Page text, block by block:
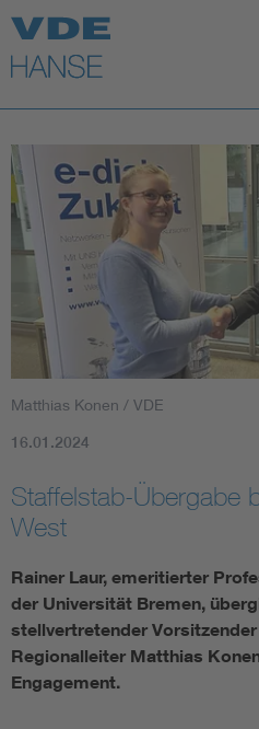
Top Themen
Weitere Themen
Matthias Konen / VDE
16.01.2024
Staffelstab-Übergabe
West
Rainer Laur, emeritierter
der Universität Bremen,
stellvertretender Vorsitzender
Regionalleiter Matthias
Engagement.